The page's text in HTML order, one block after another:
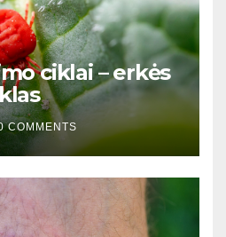
ciklai – erkės
COMMENTS